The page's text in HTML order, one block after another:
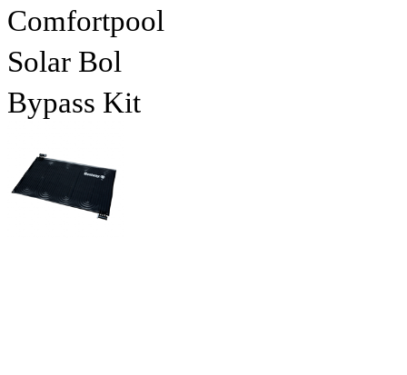
Comfortpool
Solar Bol
Bypass Kit